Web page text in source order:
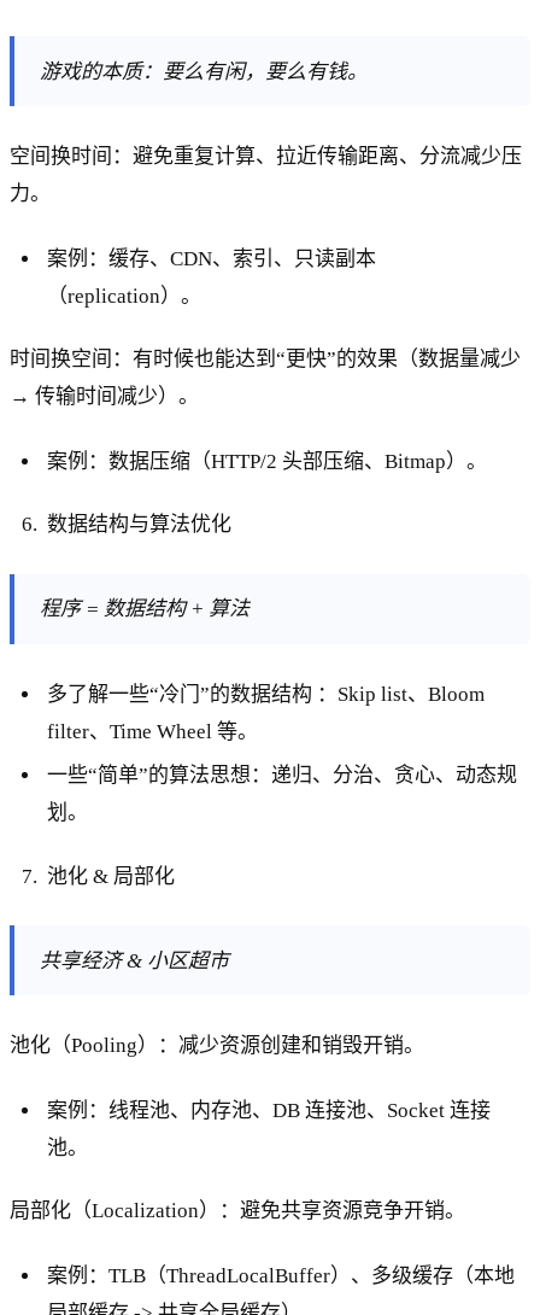
游戏的本质：要么有闲，要么有钱。
空间换时间：避免重复计算、拉近传输距离、分流减少压
力。
案例：缓存、CDN、索引、只读副本
（replication）。
时间换空间：有时候也能达到“更快”的效果（数据量减少
→ 传输时间减少）。
案例：数据压缩（HTTP/2 头部压缩、Bitmap）。
数据结构与算法优化
程序 = 数据结构 + 算法
多了解一些“冷门”的数据结构 ：Skip list、Bloom
filter、Time Wheel 等。
一些“简单”的算法思想：递归、分治、贪心、动态规
划。
池化 & 局部化
共享经济 & 小区超市
池化（Pooling）：减少资源创建和销毁开销。
案例：线程池、内存池、DB 连接池、Socket 连接
池。
局部化（Localization）：避免共享资源竞争开销。
案例：TLB（ThreadLocalBuffer）、多级缓存（本地